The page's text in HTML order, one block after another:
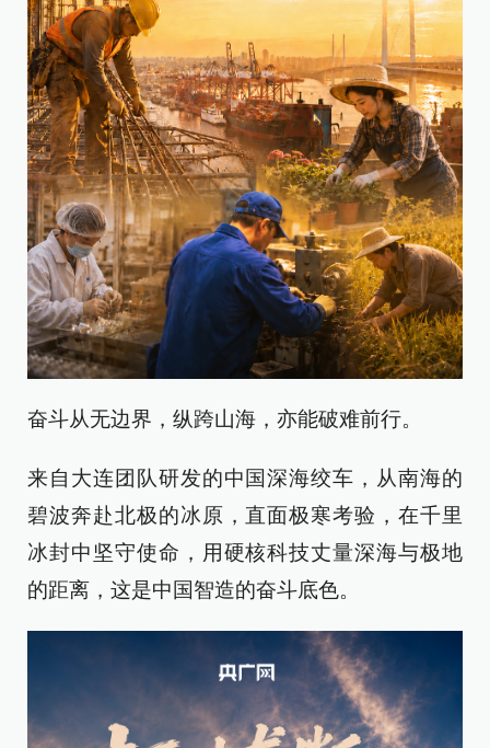
奋斗从无边界，纵跨山海，亦能破难前行。
来自大连团队研发的中国深海绞车，从南海的
碧波奔赴北极的冰原，直面极寒考验，在千里
冰封中坚守使命，用硬核科技丈量深海与极地
的距离，这是中国智造的奋斗底色。